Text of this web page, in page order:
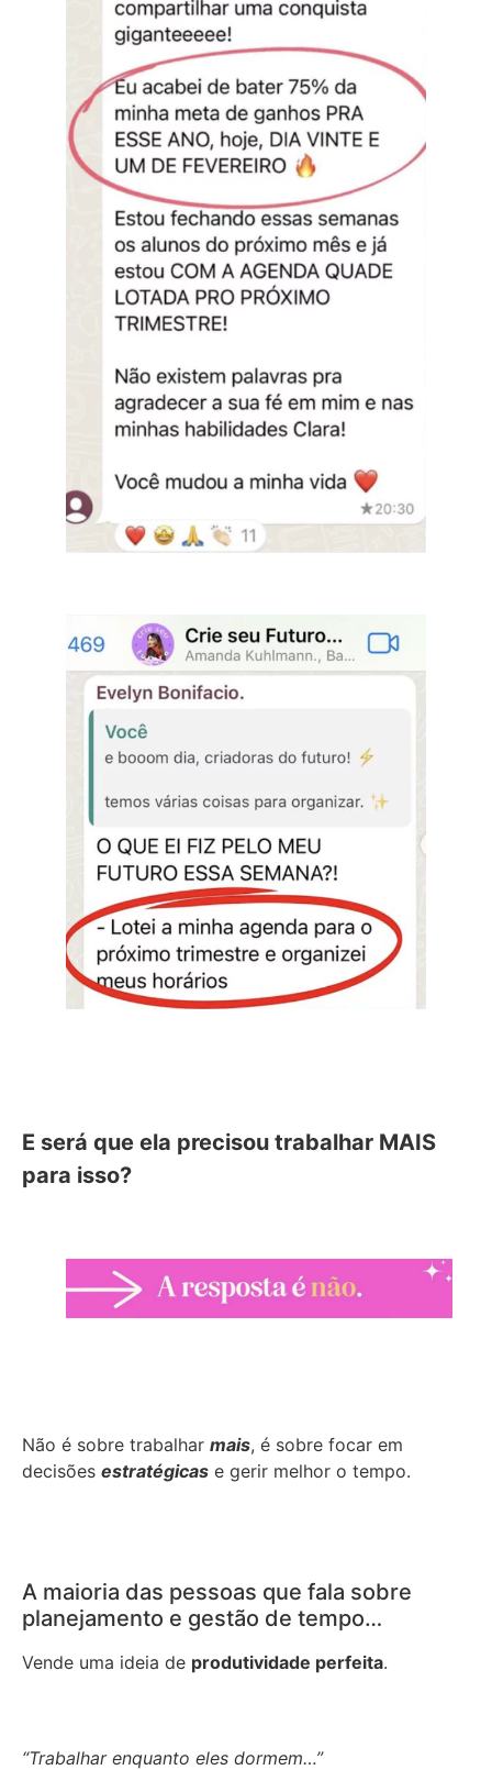
E será que ela precisou trabalhar MAIS
para isso?
Não é sobre trabalhar mais, é sobre focar em
decisões estratégicas e gerir melhor o tempo.
A maioria das pessoas que fala sobre
planejamento e gestão de tempo…
Vende uma ideia de produtividade perfeita.
“Trabalhar enquanto eles dormem…”